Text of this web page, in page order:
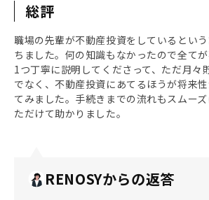
総評
職場の先輩が不動産投資をしているとい
ちました。何の知識もなかったので全て
1つ丁寧に説明してくださって、ただ月々
でなく、不動産投資にあてるほうが将来
てみました。手続きまでの流れもスムー
ただけて助かりました。
RENOSYからの返答